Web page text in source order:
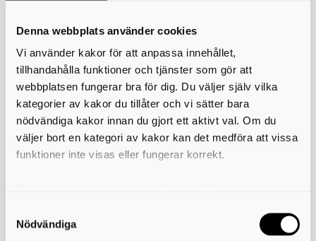
Denna webbplats använder cookies
Vi använder kakor för att anpassa innehållet,
tillhandahålla funktioner och tjänster som gör att
webbplatsen fungerar bra för dig. Du väljer själv vilka
kategorier av kakor du tillåter och vi sätter bara
nödvändiga kakor innan du gjort ett aktivt val. Om du
väljer bort en kategori av kakor kan det medföra att vissa
funktioner inte visas eller fungerar korrekt.
användning av kakor som du hittar längst ner på sidan
Nödvändiga
535 30 Kvänum